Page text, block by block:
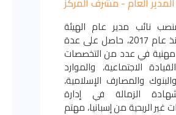
نائب مدير عام الهيئة
الخيرية منذ عام 2017، حاصل على عدة
في عدد من التخصصات
الاجتماعية، والموارد
والمصارف الإسلامية،
الزمالة في إدارة
الربحية من إسبانيا، مهتم